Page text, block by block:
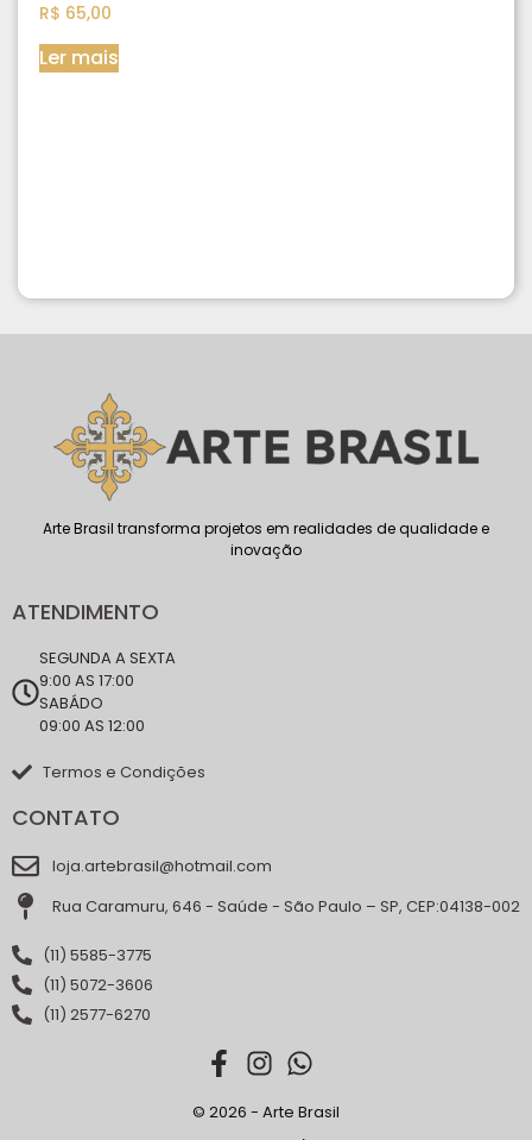
R$ 65,00
Ler mais
Arte Brasil transforma projetos em realidades de qualidade e
inovação
ATENDIMENTO
SEGUNDA A SEXTA
9:00 AS 17:00
SABÁDO
09:00 AS 12:00
Termos e Condições
CONTATO
loja.artebrasil@hotmail.com
Rua Caramuru, 646 - Saúde - São Paulo – SP, CEP:04138-002
(11) 5585-3775
(11) 5072-3606
(11) 2577-6270
© 2026 - Arte Brasil